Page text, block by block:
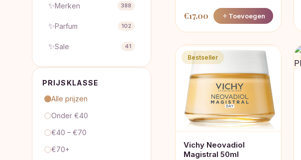
✨Merken 388
✨Parfum 102
✨Sale 41
PRIJSKLASSE
Alle prijzen
Onder €40
€40 – €70
€70+
€17,00 Toevoegen
Bestseller
Vichy Neovadiol
Magistral 50ml